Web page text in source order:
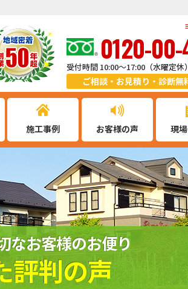
0120-
ヨイ
受付時間 10:00～17:00（水曜定休）
ご相談・お見積り・診断無
施工事例 お客様の声 現
なお客様のお便り
評判の声